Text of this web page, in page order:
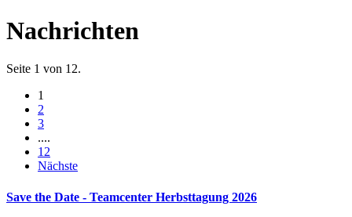
Nachrichten
Seite 1 von 12.
1
2
3
....
12
Nächste
Save the Date - Teamcenter Herbsttagung 2026